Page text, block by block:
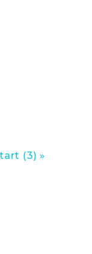
(3) »